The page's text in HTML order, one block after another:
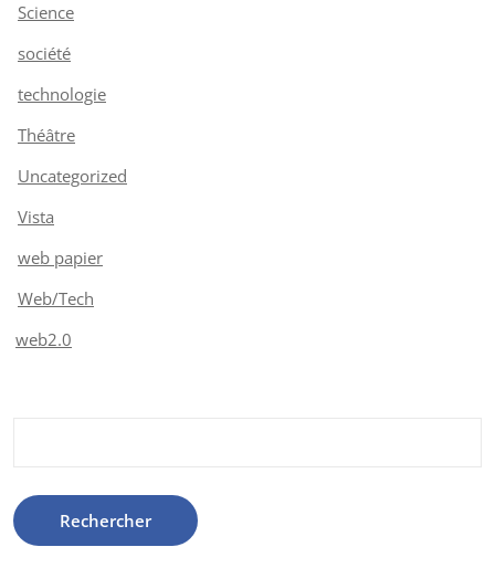
Science
société
technologie
Théâtre
Uncategorized
Vista
web papier
Web/Tech
web2.0